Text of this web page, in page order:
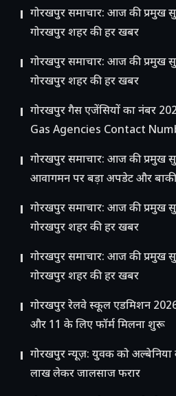
गोरखपुर समाचार: आज की प्रमुख
गोरखपुर शहर की हर खबर
गोरखपुर समाचार: आज की प्रमुख
गोरखपुर शहर की हर खबर
गोरखपुर गैस एजेंसियों का नंबर
Gas Agencies Contact
गोरखपुर समाचार: आज की प्रमुख
आवागमन पर बड़ा अपडेट और
गोरखपुर समाचार: आज की प्रमुख
गोरखपुर शहर की हर खबर
गोरखपुर समाचार: आज की प्रमुख
गोरखपुर शहर की हर खबर
गोरखपुर रेलवे स्कूल एडमिशन
और 11 के लिए फॉर्म मिलना शुरू
गोरखपुर न्यूज़: युवक को अल्बेनिया
लाख लेकर जालसाज फरार